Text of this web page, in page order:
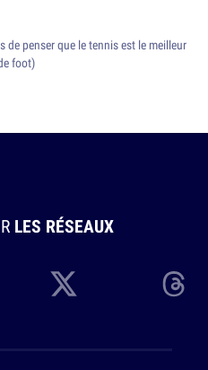
de penser que le tennis est le meilleur
foot)
LES RÉSEAUX